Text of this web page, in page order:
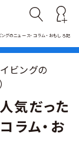
グのニュース・コラム・おもしろ記
ビングの
気だった
ラム・お